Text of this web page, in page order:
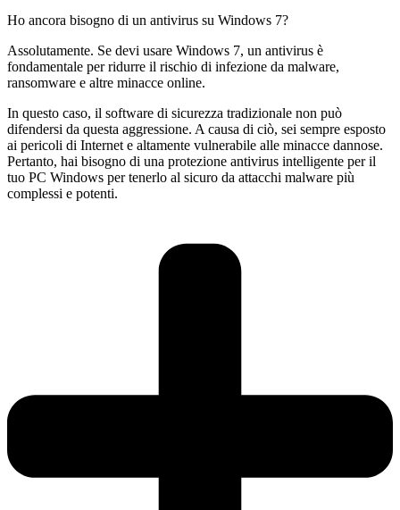
Ho ancora bisogno di un antivirus su Windows 7?
Assolutamente. Se devi usare Windows 7, un antivirus è
fondamentale per ridurre il rischio di infezione da malware,
ransomware e altre minacce online.
In questo caso, il software di sicurezza tradizionale non può
difendersi da questa aggressione. A causa di ciò, sei sempre esposto
ai pericoli di Internet e altamente vulnerabile alle minacce dannose.
Pertanto, hai bisogno di una protezione antivirus intelligente per il
tuo PC Windows per tenerlo al sicuro da attacchi malware più
complessi e potenti.